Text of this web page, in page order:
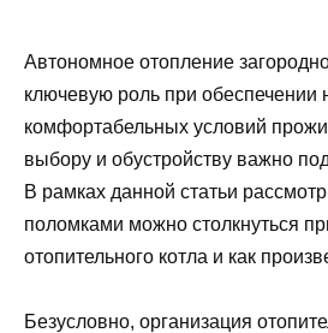
Автономное отопление
ключевую роль при обеспечении
комфортабельных условий
выбору и обустройству важно
В рамках данной статьи
поломками можно столкнуться
отопительного котла и как
Безусловно, организация